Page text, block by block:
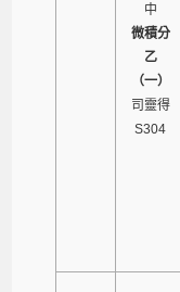
中
微積分
乙
（一）
司靈得
S304